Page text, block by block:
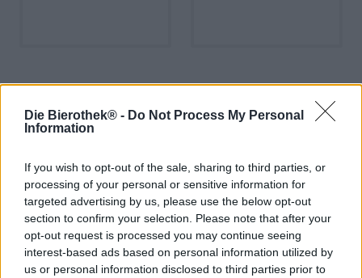
Die Bierothek® - Do Not Process My Personal
Information
If you wish to opt-out of the sale, sharing to third parties, or
processing of your personal or sensitive information for
targeted advertising by us, please use the below opt-out
section to confirm your selection. Please note that after your
opt-out request is processed you may continue seeing
interest-based ads based on personal information utilized by
us or personal information disclosed to third parties prior to
Sali a bordo!
'Iscriviti alla newsletter'